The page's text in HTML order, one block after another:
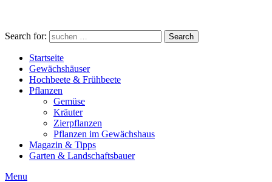
Search for: Search
Startseite
Gewächshäuser
Hochbeete & Frühbeete
Pflanzen
Gemüse
Kräuter
Zierpflanzen
Pflanzen im Gewächshaus
Magazin & Tipps
Garten & Landschaftsbauer
Menu